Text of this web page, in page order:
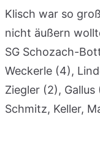
Klisch war so
nicht äußern
SG Schozach-
Weckerle (4),
Ziegler (2), Gallus
Schmitz, Keller,